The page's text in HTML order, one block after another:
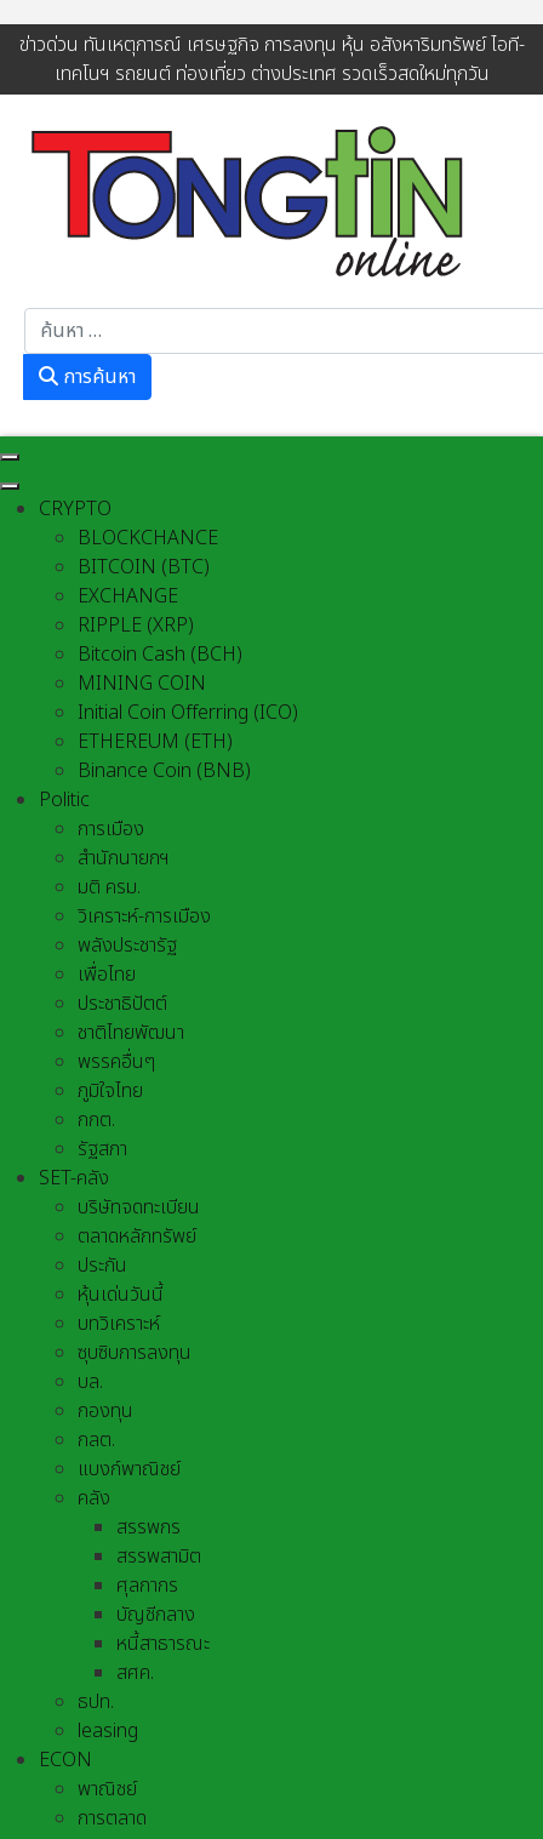
ข่าวด่วน ทันเหตุการณ์ เศรษฐกิจ การลงทุน หุ้น อสังหาริมทรัพย์ ไอที-
เทคโนฯ รถยนต์ ท่องเที่ยว ต่างประเทศ รวดเร็วสดใหม่ทุกวัน
การค้นหา
CRYPTO
BLOCKCHANCE
BITCOIN (BTC)
EXCHANGE
RIPPLE (XRP)
Bitcoin Cash (BCH)
MINING COIN
Initial Coin Offerring (ICO)
ETHEREUM (ETH)
Binance Coin (BNB)
Politic
การเมือง
สำนักนายกฯ
มติ ครม.
วิเคราะห์-การเมือง
พลังประชารัฐ
เพื่อไทย
ประชาธิปัตต์
ชาติไทยพัฒนา
พรรคอื่นๆ
ภูมิใจไทย
กกต.
รัฐสภา
SET-คลัง
บริษัทจดทะเบียน
ตลาดหลักทรัพย์
ประกัน
หุ้นเด่นวันนี้
บทวิเคราะห์
ซุบซิบการลงทุน
บล.
กองทุน
กลต.
แบงก์พาณิชย์
คลัง
สรรพกร
สรรพสามิต
ศุลกากร
บัญชีกลาง
หนี้สาธารณะ
สศค.
ธปท.
leasing
ECON
พาณิชย์
การตลาด